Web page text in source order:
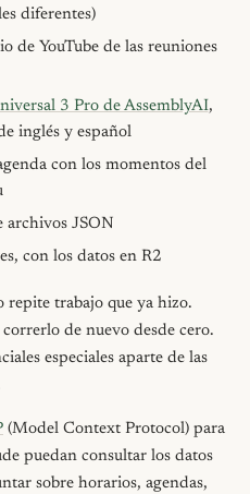
diferentes)
de YouTube de las reuniones
3 Pro de AssemblyAI,
inglés y español
con los momentos del
archivos JSON
con los datos en R2
repite trabajo que ya hizo.
de nuevo desde cero.
especiales aparte de las
(Model Context Protocol) para
puedan consultar los datos
sobre horarios, agendas,